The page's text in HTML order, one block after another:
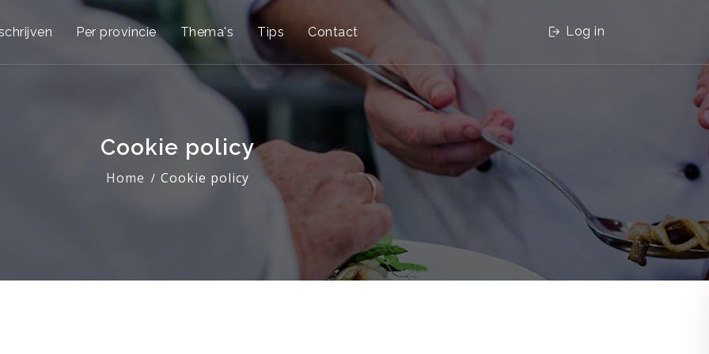
Per provincie Thema's Tips Contact Log in
Cookie policy
Home Cookie policy